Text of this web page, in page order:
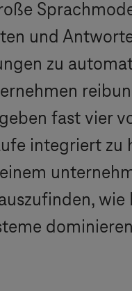
und
zu
fast vier
integriert zu
wie